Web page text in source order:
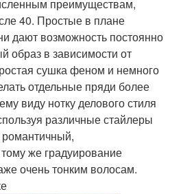
преимуществам,
40. Простые в плане
дают возможность постоянно
образ в зависимости от
сушка феном и немного
отдельные пряди более
виду нотку делового стиля
различные стайлеры
романтичный,
же градуирование
очень тонким волосам.